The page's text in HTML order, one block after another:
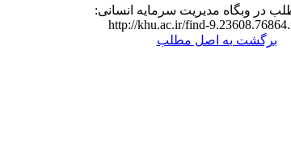
در وبگاه مدیریت سرمایه انسانی:
http://khu.ac.ir/find-
برگشت به اصل مطلب